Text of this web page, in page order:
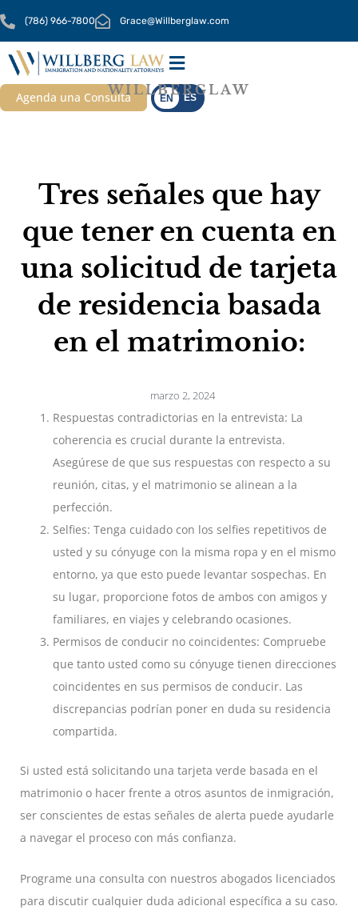
al
contenido
(786) 966-7800 Grace@Willberglaw.com
Agenda una Consulta EN ES
WILLBERGLAW
Tres señales que hay
que tener en cuenta en
una solicitud de tarjeta
de residencia basada
en el matrimonio:
marzo 2, 2024
Respuestas contradictorias en la entrevista: La
coherencia es crucial durante la entrevista.
Asegúrese de que sus respuestas con respecto a su
reunión, citas, y el matrimonio se alinean a la
perfección.
Selfies: Tenga cuidado con los selfies repetitivos de
usted y su cónyuge con la misma ropa y en el mismo
entorno, ya que esto puede levantar sospechas. En
su lugar, proporcione fotos de ambos con amigos y
familiares, en viajes y celebrando ocasiones.
Permisos de conducir no coincidentes: Compruebe
que tanto usted como su cónyuge tienen direcciones
coincidentes en sus permisos de conducir. Las
discrepancias podrían poner en duda su residencia
compartida.
Si usted está solicitando una tarjeta verde basada en el
matrimonio o hacer frente a otros asuntos de inmigración,
ser conscientes de estas señales de alerta puede ayudarle
a navegar el proceso con más confianza.
Programe una consulta con nuestros abogados licenciados
para discutir cualquier duda adicional específica a su caso.